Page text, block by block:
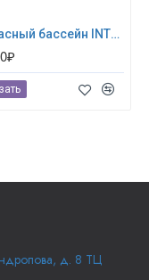
Каркасный бассейн INTEX Prism Frame (круг) 3.66 х 1.22 м ; артикул 26718
д. 8 ТЦ